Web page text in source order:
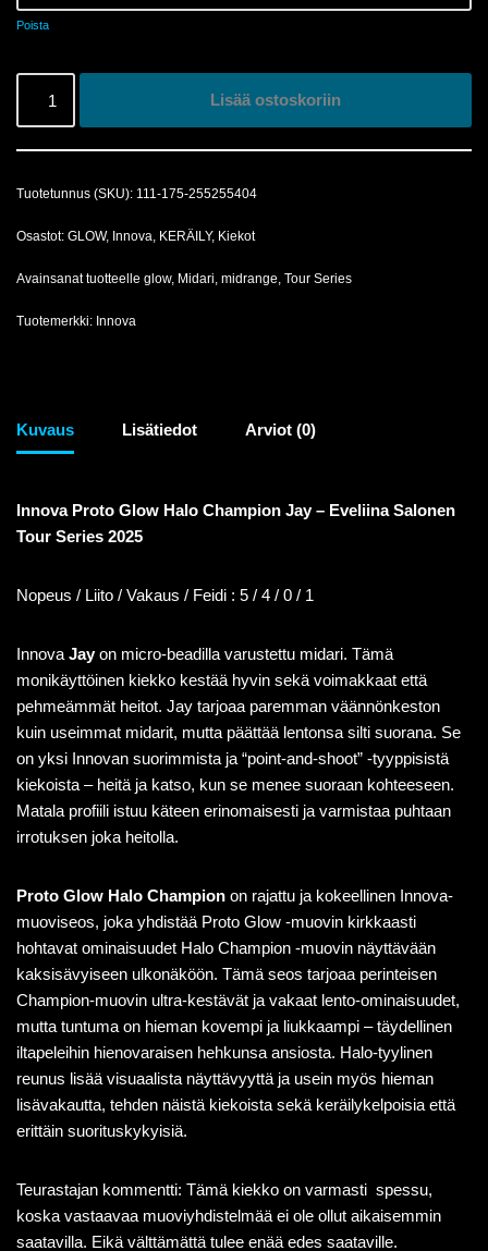
Poista
Lisää ostoskoriin
Tuotetunnus (SKU): 111-175-255255404
Osastot: GLOW, Innova, KERÄILY, Kiekot
Avainsanat tuotteelle glow, Midari, midrange, Tour Series
Tuotemerkki: Innova
Kuvaus Lisätiedot Arviot (0)
Innova Proto Glow Halo Champion Jay – Eveliina Salonen
Tour Series 2025
Nopeus / Liito / Vakaus / Feidi : 5 / 4 / 0 / 1
Innova Jayon micro-beadilla varustettu midari. Tämä
monikäyttöinen kiekko kestää hyvin sekä voimakkaat että
pehmeämmät heitot. Jay tarjoaa paremman väännönkeston
kuin useimmat midarit, mutta päättää lentonsa silti suorana. Se
on yksi Innovan suorimmista ja “point-and-shoot” -tyyppisistä
kiekoista – heitä ja katso, kun se menee suoraan kohteeseen.
Matala profiili istuu käteen erinomaisesti ja varmistaa puhtaan
irrotuksen joka heitolla.
Proto Glow Halo Champion on rajattu ja kokeellinen Innova-
muoviseos, joka yhdistää Proto Glow -muovin kirkkaasti
hohtavat ominaisuudet Halo Champion -muovin näyttävään
kaksisävyiseen ulkonäköön. Tämä seos tarjoaa perinteisen
Champion-muovin ultra-kestävät ja vakaat lento-ominaisuudet,
mutta tuntuma on hieman kovempi ja liukkaampi – täydellinen
iltapeleihin hienovaraisen hehkunsa ansiosta. Halo-tyylinen
reunus lisää visuaalista näyttävyyttä ja usein myös hieman
lisävakautta, tehden näistä kiekoista sekä keräilykelpoisia että
erittäin suorituskykyisiä.
Teurastajan kommentti: Tämä kiekko on varmasti spessu,
koska vastaavaa muoviyhdistelmää ei ole ollut aikaisemmin
saatavilla. Eikä välttämättä tulee enää edes saataville.